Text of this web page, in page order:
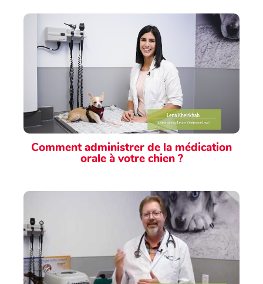
Comment administrer de la médication
orale à votre chien ?